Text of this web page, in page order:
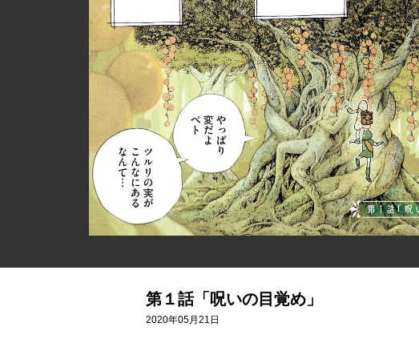
第１話「呪いの目覚め」
2020年05月21日